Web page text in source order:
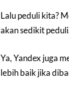
Lalu peduli kita?
akan sedikit
Ya, Yandex juga
lebih baik jika